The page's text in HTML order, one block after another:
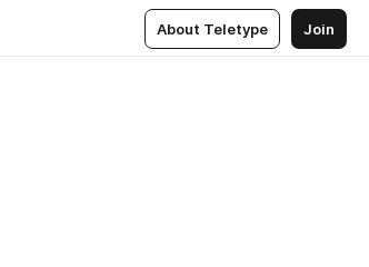
About Teletype Join